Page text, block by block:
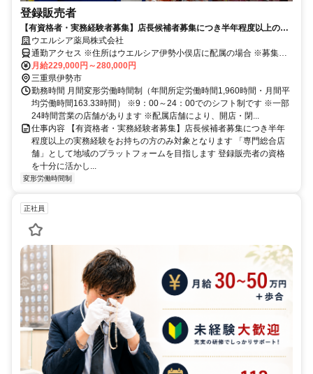
登録販売者
【有資格者・実務経験者募集】店長候補者募集につき半年程度以上の実
務経験をお持ちの方のみ対象となります
ウエルシア薬局株式会社
通勤アクセス ※住所はウエルシア伊勢小俣店に配属の場合 ※募集店
舗の配属を保証したものではございませんので予めご了承ください
※配属店舗は上記店舗以外の可能性がございます ※原則、自宅から
50km圏内、通勤片道90分圏内の いずれかの店舗への配属・転勤とな
ります(エリア職) ※勤務店舗の指定は出来かねます ■ご希望に応じて
下記勤務区分から選択 も可能です ※社宅制度・赴任手当制度あり ＜
リージョナル職＞ 異動の範囲は本拠地とその隣接県または直線距離
で概ね100km以内 ＜ナショナル職＞ 全国の店舗への異動あり ※社宅
制度・赴任手当制度あり
月給229,000円～280,000円
三重県伊勢市
勤務時間 月間変形労働時間制（年間所定労働時間1,960時間・月間平
均労働時間163.33時間） ※9：00～24：00でのシフト制です ※一部
24時間営業の店舗があります ※配属店舗により、開店・閉...
仕事内容 【有資格者・実務経験者募集】店長候補者募集につき半年
程度以上の実務経験をお持ちの方のみ対象となります 「専門総合店
舗」として地域のプラットフォームを目指します 登録販売者の資格
を十分に活かし...
変形労働時間制
正社員